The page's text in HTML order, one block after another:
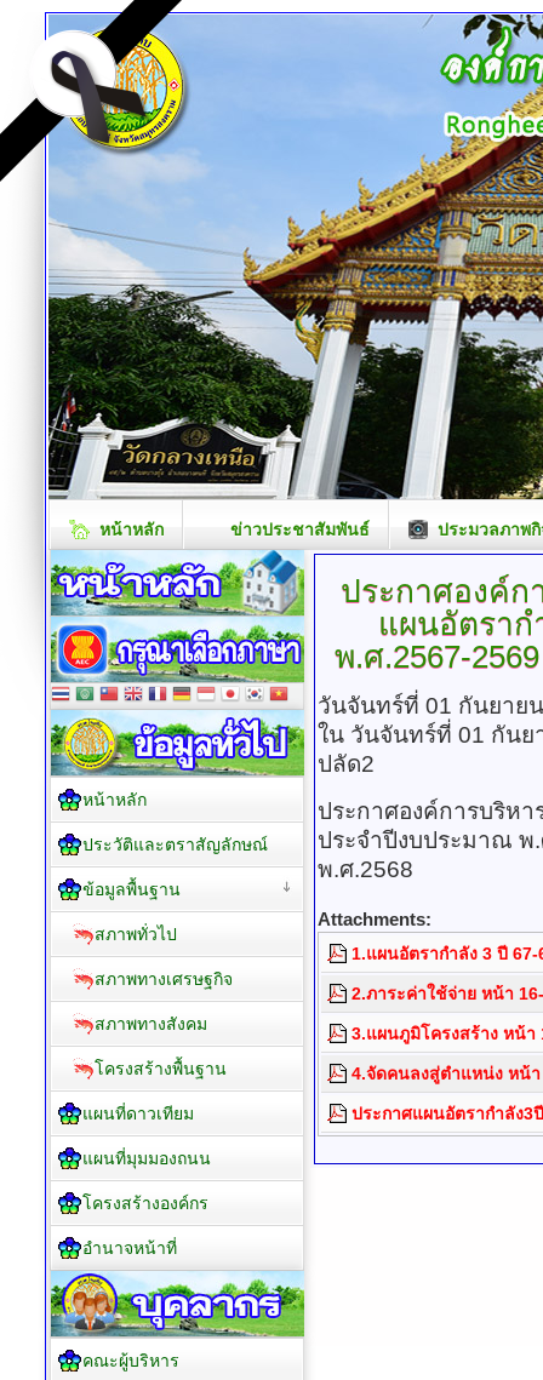
หน้าหลัก ข่าวประชาสัมพันธ์ ประมวลภาพ
ประกาศองค์ก
แผนอัตราก
พ.ศ.2567-
วันจันทร์ที่ 01 กันยาย
ใน วันจันทร์ที่ 01 กันย
ปลัด2
ประกาศองค์การบริหา
ประจำปีงบประมาณ พ
พ.ศ.2568
Attachments:
1.แผนอัตรากำลัง 3 ปี
2.ภาระค่าใช้จ่าย หน้า
3.แผนภูมิโครงสร้าง หน้า
4.จัดคนลงสู่ตำแหน่ง หน้
ประกาศแผนอัตรากำลัง3
หน้าหลัก
ประวัติและตราสัญลักษณ์
ข้อมูลพื้นฐาน
สภาพทั่วไป
สภาพทางเศรษฐกิจ
สภาพทางสังคม
โครงสร้างพื้นฐาน
แผนที่ดาวเทียม
แผนที่มุมมองถนน
โครงสร้างองค์กร
อำนาจหน้าที่
คณะผู้บริหาร